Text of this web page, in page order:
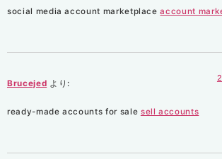
social media account marketplaceaccount
Brucejed より:
ready-made accounts for sale sell accounts